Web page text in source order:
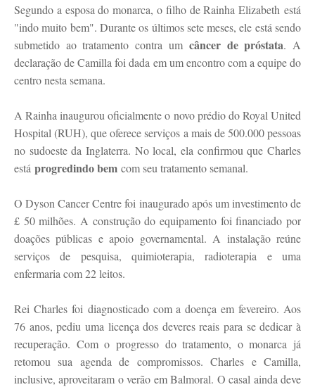
Segundo a esposa do monarca, o filho de Rainha Elizabeth está
"indo muito bem". Durante os últimos sete meses, ele está sendo
submetido ao tratamento contra umcâncer de próstata. A
declaração de Camilla foi dada em um encontro com a equipe do
centro nesta semana.
A Rainha inaugurou oficialmente o novo prédio do Royal United
Hospital (RUH), que oferece serviços a mais de 500.000 pessoas
no sudoeste da Inglaterra. No local, ela confirmou que Charles
está progredindo bem com seu tratamento semanal.
O Dyson Cancer Centre foi inaugurado após um investimento de
£ 50 milhões. A construção do equipamento foi financiado por
doações públicas e apoio governamental. A instalação reúne
serviços de pesquisa, quimioterapia, radioterapia e uma
enfermaria com 22 leitos.
Rei Charles foi diagnosticado com a doença em fevereiro. Aos
76 anos, pediu uma licença dos deveres reais para se dedicar à
recuperação. Com o progresso do tratamento, o monarca já
retomou sua agenda de compromissos. Charles e Camilla,
inclusive, aproveitaram o verão em Balmoral. O casal ainda deve